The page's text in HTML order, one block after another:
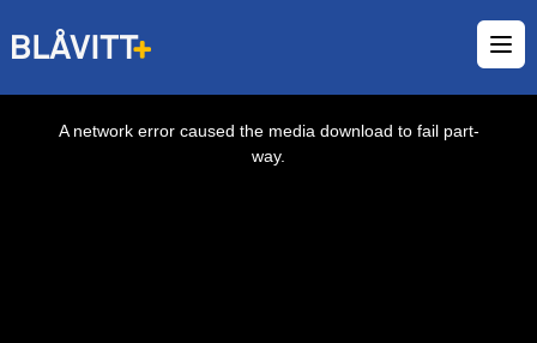
A network error caused the media download to fail part-
way.